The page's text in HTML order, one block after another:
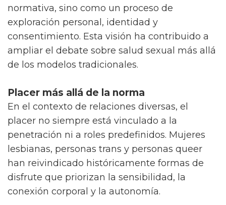
normativa, sino como un proceso de
exploración personal, identidad y
consentimiento. Esta visión ha contribuido a
ampliar el debate sobre salud sexual más allá
de los modelos tradicionales.
Placer más allá de la norma
En el contexto de relaciones diversas, el
placer no siempre está vinculado a la
penetración ni a roles predefinidos. Mujeres
lesbianas, personas trans y personas queer
han reivindicado históricamente formas de
disfrute que priorizan la sensibilidad, la
conexión corporal y la autonomía.